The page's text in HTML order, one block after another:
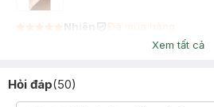
Nhiên
Đã mua hàng
Xem tất cả
Hỏi đáp(50)